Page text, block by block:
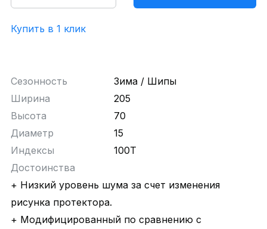
Купить в 1 клик
Сезонность
Зима / Шипы
Ширина
205
Высота
70
Диаметр
15
Индексы
100T
Достоинства
+ Низкий уровень шума за счет изменения
рисунка протектора.
+ Модифицированный по сравнению с